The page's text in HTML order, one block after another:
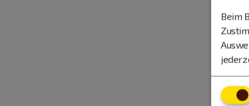
Beim